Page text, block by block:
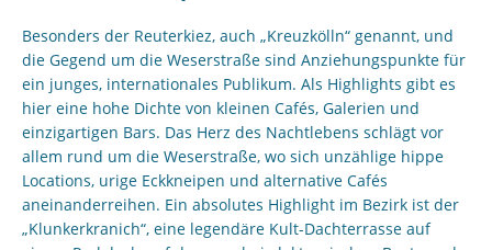
Besonders der Reuterkiez, auch „Kreuzkölln“ genannt, und
die Gegend um die Weserstraße sind Anziehungspunkte für
ein junges, internationales Publikum. Als Highlights gibt es
hier eine hohe Dichte von kleinen Cafés, Galerien und
einzigartigen Bars. Das Herz des Nachtlebens schlägt vor
allem rund um die Weserstraße, wo sich unzählige hippe
Locations, urige Eckkneipen und alternative Cafés
aneinanderreihen. Ein absolutes Highlight im Bezirk ist der
„Klunkerkranich“, eine legendäre Kult-Dachterrasse auf